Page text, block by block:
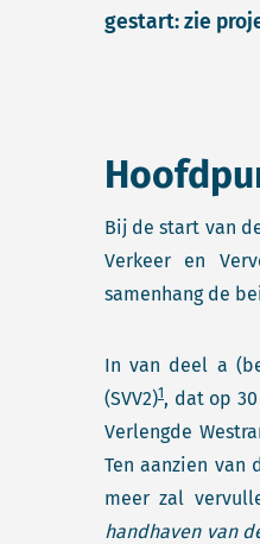
gestart: zie
Bij de start van
Verkeer en
samenhang de
In van deel a
(SVV2)1, dat op
Verlengde
Ten aanzien van
meer zal
handhaven van